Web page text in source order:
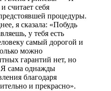
считает себя
процедуры.
я сказала: «Побудь
у тебя есть
самый дорогой и
можно
гарантий нет, но
сама однажды
благодаря
и прекрасно».